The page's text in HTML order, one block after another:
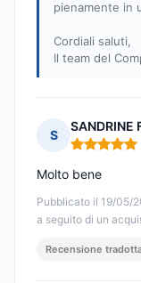
pienamente in
Cordiali saluti,
Il team del
S
SANDRINE
Nota: 5 su 5
Pubblicato il 19/05/
a seguito di un
Molto bene
Recensione